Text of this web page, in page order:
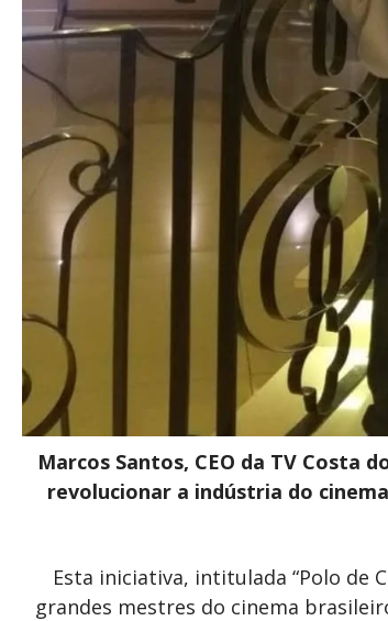
Marcos Santos, CEO da TV Costa
revolucionar a indústria do
Esta iniciativa, intitulada “Polo de
grandes mestres do cinema